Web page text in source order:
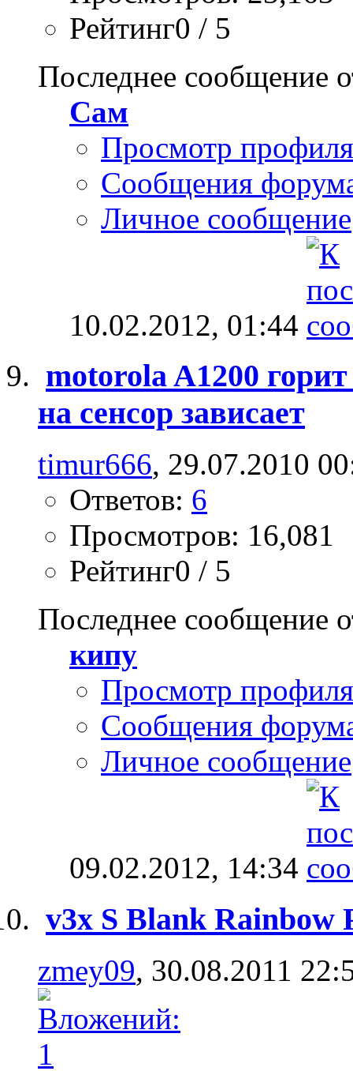
Рейтинг0 / 5
Последнее сообщение
Сам
Просмотр профиля
Сообщения
Личное сообщение
10.02.2012, 01:44
motorola A1200
на сенсор зависает
timur666, 29.07.2010
Ответов: 6
Просмотров: 16,081
Рейтинг0 / 5
Последнее сообщение
кипу
Просмотр профиля
Сообщения
Личное сообщение
09.02.2012, 14:34
v3x S Blank Rainbow
zmey09, 30.08.2011